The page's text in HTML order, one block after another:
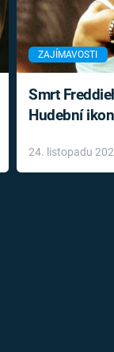
ZAJÍMAVOSTI
Smrt
Hudební
léky
24. listopadu